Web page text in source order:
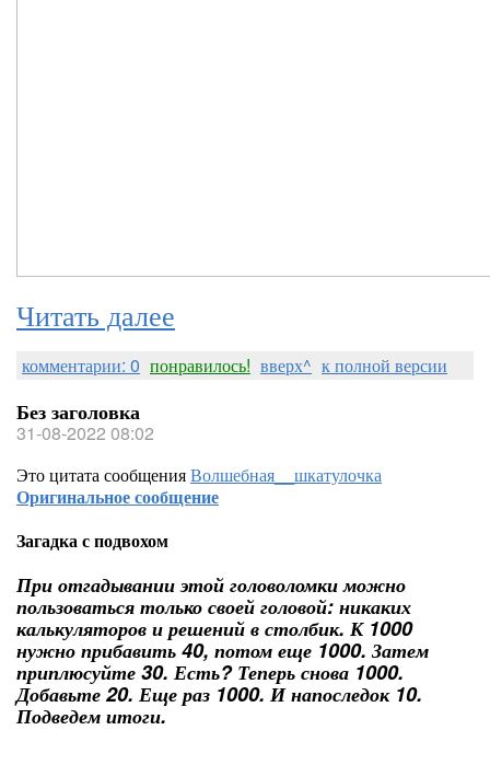
Читать далее
комментарии: 0 понравилось! вверх^ к полной версии
Без заголовка
31-08-2022 08:02
Это цитата сообщенияВолшебная__шкатулочка
Оригинальное сообщение
Загадка с подвохом
При отгадывании этой головоломки можно
пользоваться только своей головой: никаких
калькуляторов и решений в столбик. К 1000
нужно прибавить 40, потом еще 1000. Затем
приплюсуйте 30. Есть? Теперь снова 1000.
Добавьте 20. Еще раз 1000. И напоследок 10.
Подведем итоги.